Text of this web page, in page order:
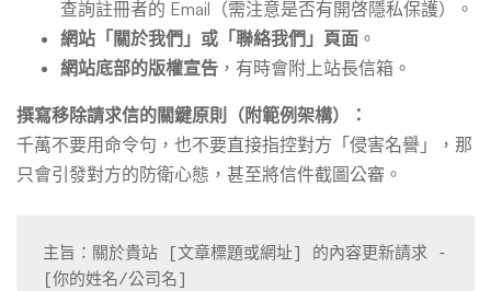
查詢註冊者的 Email（需注意是否有開啓隱私保護）。
網站「關於我們」或「聯絡我們」頁面 。
網站底部的版權宣告 ，有時會附上站長信箱。
撰寫移除請求信的關鍵原則（附範例架構）：
千萬不要用命令句，也不要直接指控對方「侵害名譽」，那
只會引發對方的防衛心態，甚至將信件截圖公審。
主旨：關於貴站 [文章標題或網址] 的內容更新請求 -
[你的姓名/公司名]